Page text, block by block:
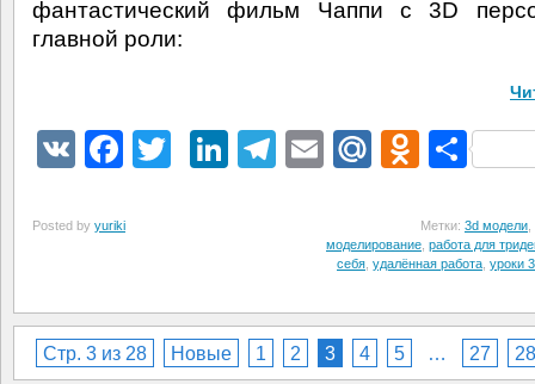
фантастический фильм Чаппи с 3D
главной роли:
VK Facebook
TwitterLinkedIn
Telegram
EmailMail.Ru
Posted by yuriki Метки: 3d модели
моделирование работа для
себя удалённая работа уроки
Стр. 3 из 28 Новые 1 2 3 4 5 … 27 28